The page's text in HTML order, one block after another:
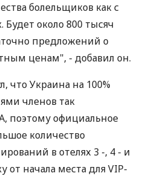
болельщиков как с
Будет около 800 тысяч
предложений о
ценам", - добавил он.
что Украина на 100%
членов так
поэтому официальное
количество
в отелях 3 -, 4 - и
от начала места для VIP-